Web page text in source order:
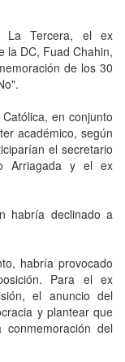
La Tercera, el ex
la DC, Fuad Chahin,
de los 30
en conjunto
académico, según
el secretario
Arriagada y el ex
habría declinado a
habría provocado
Para el ex
el anuncio del
y plantear que
del